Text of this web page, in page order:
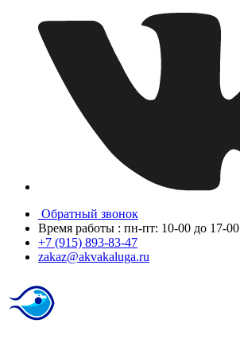
Обратный звонок
Время работы : пн-пт: 10-00 до 17-00
+7 (915) 893-83-47
zakaz@akvakaluga.ru